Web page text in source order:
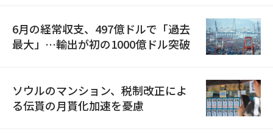
6月の経常収支、497億ドルで「過去
最大」…輸出が初の1000億ドル突破
ソウルのマンション、税制改正によ
る伝貰の月貰化加速を憂慮